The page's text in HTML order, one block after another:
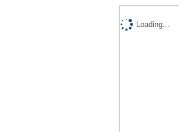
Loading...